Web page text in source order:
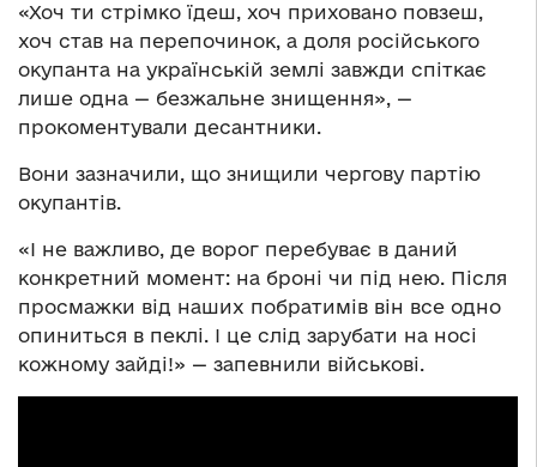
«Хоч ти стрімко їдеш, хоч приховано повзеш,
хоч став на перепочинок, а доля російського
окупанта на українській землі завжди спіткає
лише одна — безжальне знищення», —
прокоментували десантники.
Вони зазначили, що знищили чергову партію
окупантів.
«І не важливо, де ворог перебуває в даний
конкретний момент: на броні чи під нею. Після
просмажки від наших побратимів він все одно
опиниться в пеклі. І це слід зарубати на носі
кожному зайді!» — запевнили військові.